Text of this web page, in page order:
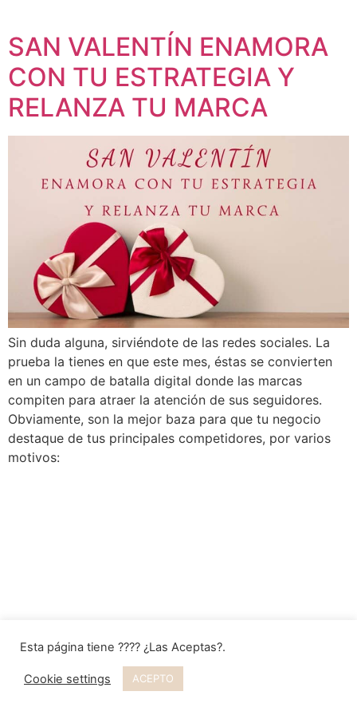
SAN VALENTÍN ENAMORA
CON TU ESTRATEGIA Y
RELANZA TU MARCA
Sin duda alguna, sirviéndote de las redes sociales. La
prueba la tienes en que este mes, éstas se convierten
en un campo de batalla digital donde las marcas
compiten para atraer la atención de sus seguidores.
Obviamente, son la mejor baza para que tu negocio
destaque de tus principales competidores, por varios
motivos:
Esta página tiene ???? ¿Las Aceptas?.
Cookie settings ACEPTO